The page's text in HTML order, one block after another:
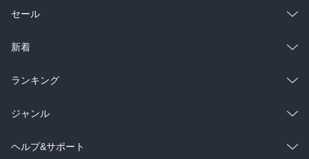
総合
ラノベ
雑誌・グラビア
BL・TL
セール
総合
ラノベ
雑誌・グラビア
BL・TL
新着
総合
ラノベ
雑誌・グラビア
ランキング
総合
ラノベ
ジャンル
コミック
ヘルプ&サポート